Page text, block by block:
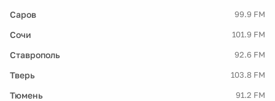
Саров 99.9 FM
Сочи 101.9 FM
Ставрополь 92.6 FM
Тверь 103.8 FM
Тюмень 91.2 FM